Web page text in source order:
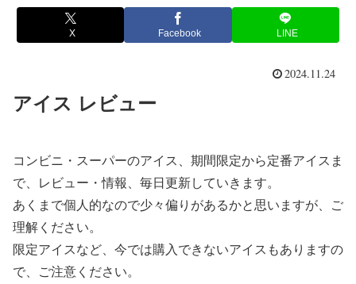
X Facebook LINE
2024.11.24
アイス レビュー
コンビニ・スーパーのアイス、期間限定から定番アイスま
で、レビュー・情報、毎日更新していきます。
あくまで個人的なので少々偏りがあるかと思いますが、ご
理解ください。
限定アイスなど、今では購入できないアイスもありますの
で、ご注意ください。